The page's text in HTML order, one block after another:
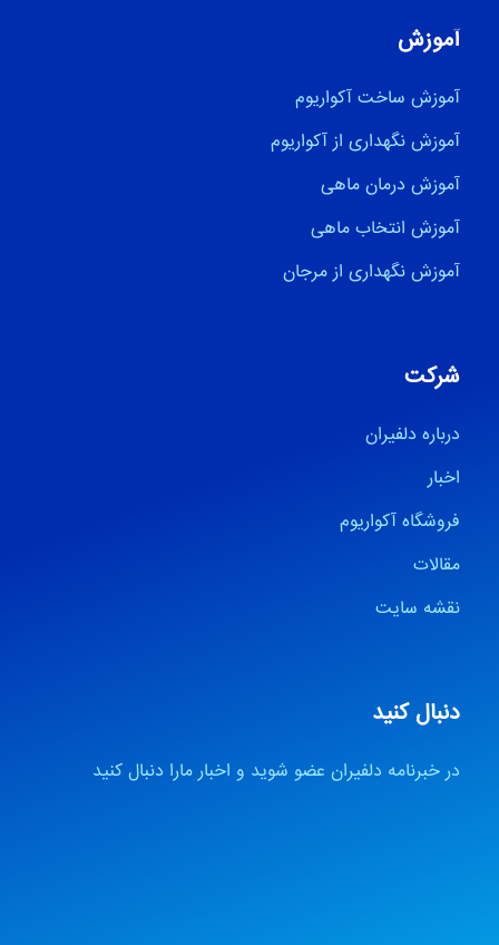
آموزش
آموزش ساخت آکواریوم
آموزش نگهداری از آکواریوم
آموزش درمان ماهی
آموزش انتخاب ماهی
آموزش نگهداری از مرجان
شرکت
درباره دلفیران
اخبار
فروشگاه آکواریوم
مقالات
نقشه سایت
دنبال کنید
در خبرنامه دلفیران عضو شوید و اخبار مارا دنبال کنید